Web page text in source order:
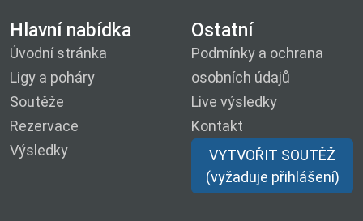
Hlavní nabídka
Úvodní stránka
Ligy a poháry
Soutěže
Rezervace
Výsledky
Ostatní
Podmínky a ochrana
osobních údajů
Live výsledky
Kontakt
VYTVOŘIT SOUTĚŽ
(vyžaduje přihlášení)